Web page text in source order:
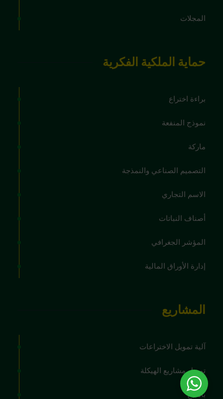
المجلات
حماية الملكية الفكرية
براءة اختراع
نموذج المنفعة
ماركة
التصميم الصناعي والنمذجة
الاسم التجاري
أصناف النباتات
المؤشر الجغرافي
إدارة الأوراق المالية
المشاريع
آلية تمويل الاختراعات
تمويل مشاريع الهيكلة
بامبيج